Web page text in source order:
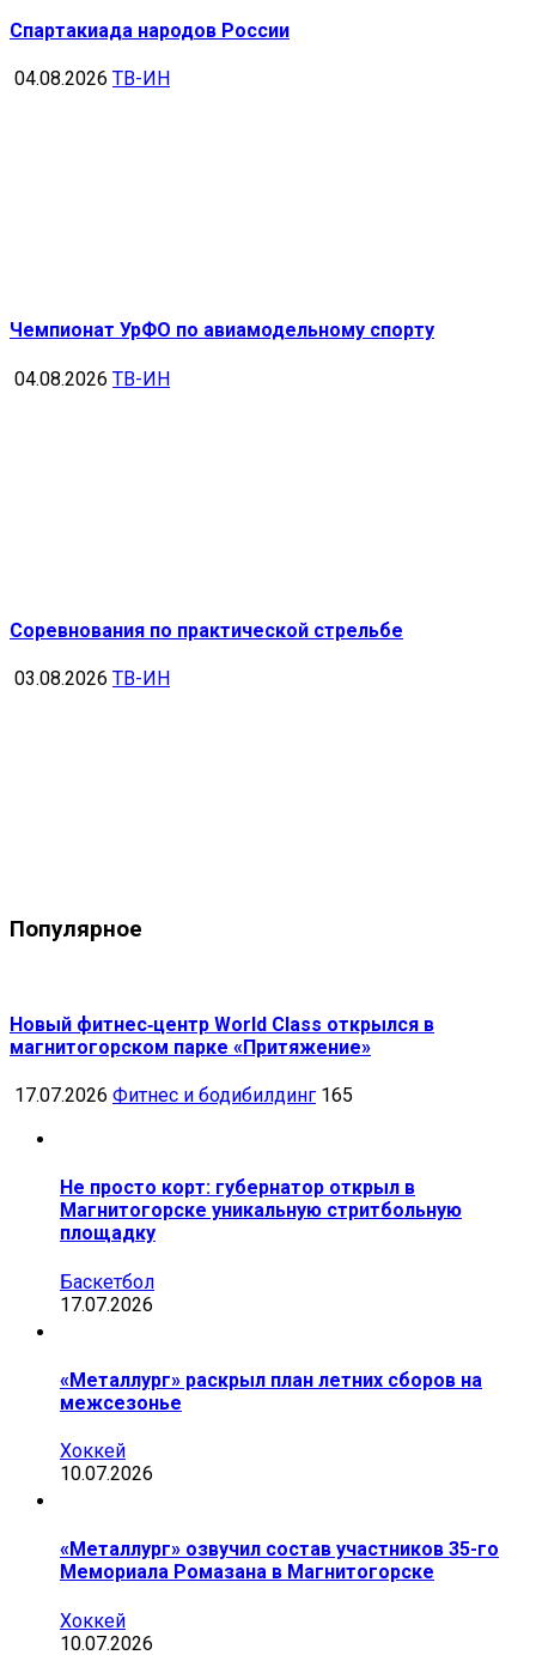
Спартакиада народов России
04.08.2026 ТВ-ИН
Чемпионат УрФО по авиамодельному спорту
04.08.2026 ТВ-ИН
Соревнования по практической стрельбе
03.08.2026 ТВ-ИН
Популярное
Новый фитнес‑центр World Class открылся в
магнитогорском парке «Притяжение»
17.07.2026 Фитнес и бодибилдинг 165
Не просто корт: губернатор открыл в
Магнитогорске уникальную стритбольную
площадку
Баскетбол
17.07.2026
«Металлург» раскрыл план летних сборов на
межсезонье
Хоккей
10.07.2026
«Металлург» озвучил состав участников 35-го
Мемориала Ромазана в Магнитогорске
Хоккей
10.07.2026